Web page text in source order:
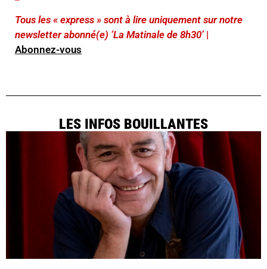
Tous les « express » sont à lire uniquement sur notre
newsletter abonné(e) ‘La Matinale de 8h30’ |
Abonnez-vous
LES INFOS BOUILLANTES